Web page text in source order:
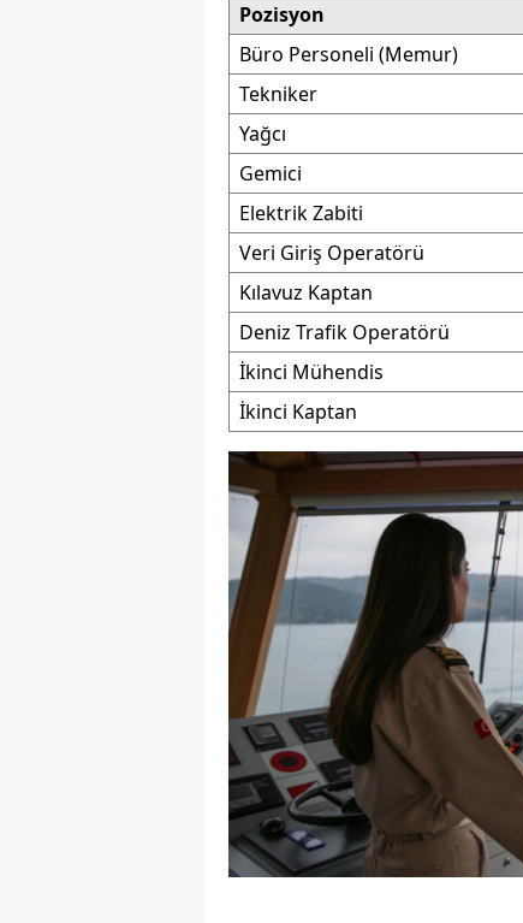
Pozisyon
Büro Personeli (Memur)
Tekniker
Yağcı
Gemici
Elektrik Zabiti
Veri Giriş Operatörü
Kılavuz Kaptan
Deniz Trafik Operatörü
İkinci Mühendis
İkinci Kaptan